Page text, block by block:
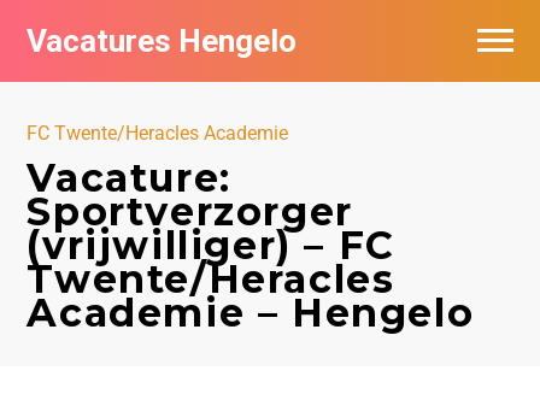
Vacatures Hengelo
FC Twente/Heracles Academie
Vacature:
Sportverzorger
(vrijwilliger) – FC
Twente/Heracles
Academie – Hengelo
Vacatures per bedrijf in Hengelo
Nieuwsbrief feed